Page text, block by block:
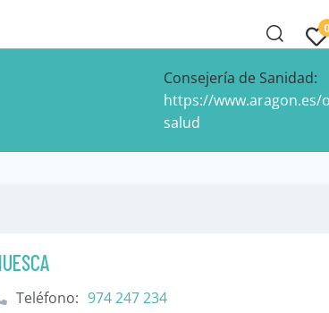
0
Consejería de Sanidad:
https://www.aragon.es/
salud
Teléfono: 974 247 234